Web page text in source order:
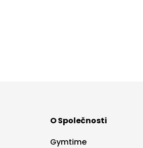
O Společnosti
Gymtime